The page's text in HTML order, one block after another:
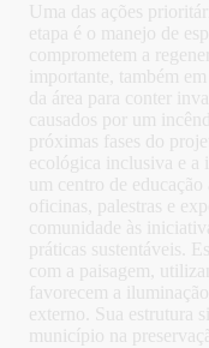
Uma das ações
etapa é o manejo de
comprometem a
importante, também
da área para conter
causados por um
próximas fases do
ecológica inclusiva e a
um centro de
oficinas, palestras e
comunidade às
práticas sustentáveis.
com a paisagem,
favorecem a
externo. Sua estrutura
município na